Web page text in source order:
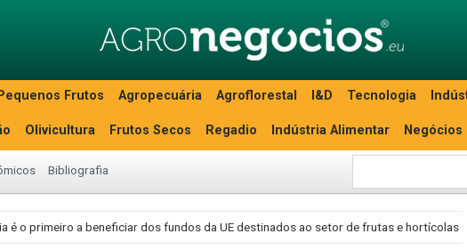
Pequenos Frutos Agropecuária Agroflorestal I&D Tecnologia
Olivicultura Frutos Secos Regadio Indústria Alimentar Negócios
Bibliografia
é o primeiro a beneficiar dos fundos da UE destinados ao setor de frutas e hortícolas